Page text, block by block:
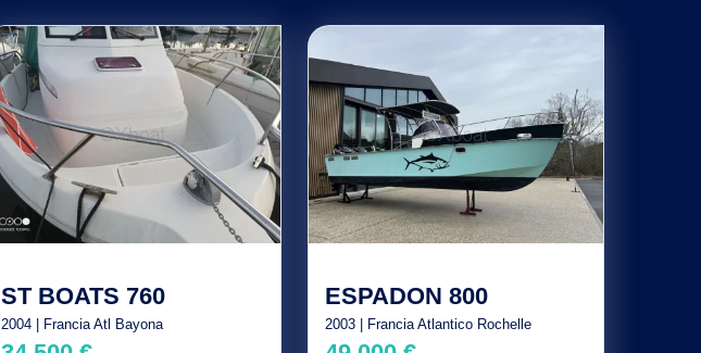
ST BOATS 760
2004 | Francia Atl Bayona
ESPADON 800
2003 | Francia Atlantico Rochelle